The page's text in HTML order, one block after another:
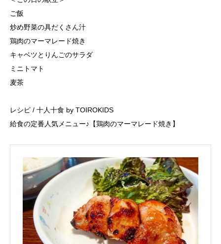
ご飯
炒め野菜の具だくさん汁
鶏肉のマーマレード焼き
キャベツとりんごのサラダ
ミニトマト
麦茶
レシピ / 十人十食 by TOIROKIDS
給食の定番人気メニュー♪【鶏肉のマーマレード焼き】